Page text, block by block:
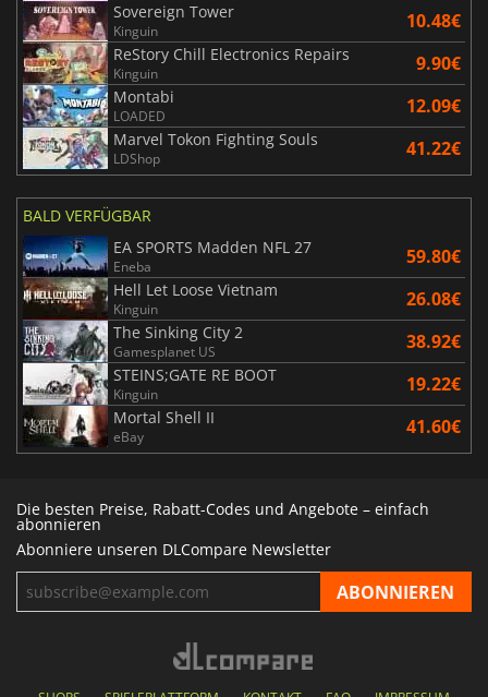
Sovereign Tower
Kinguin 10.48€
ReStory Chill Electronics Repairs
Kinguin 9.90€
Montabi
LOADED 12.09€
Marvel Tokon Fighting Souls
LDShop 41.22€
BALD VERFÜGBAR
EA SPORTS Madden NFL 27
Eneba 59.80€
Hell Let Loose Vietnam
Kinguin 26.08€
The Sinking City 2
Gamesplanet US 38.92€
STEINS;GATE RE BOOT
Kinguin 19.22€
Mortal Shell II
eBay 41.60€
Die besten Preise, Rabatt-Codes und Angebote – einfach
abonnieren
Abonniere unseren DLCompare Newsletter